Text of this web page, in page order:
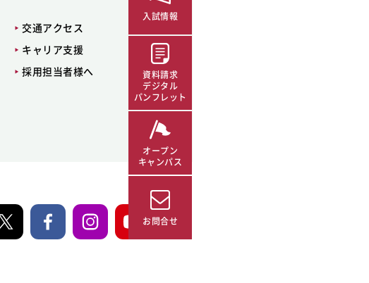
交通アクセス
キャリア支援
採用担当者様へ
入試情報
資料請求
デジタル
パンフレット
オープン
キャンパス
お問合せ